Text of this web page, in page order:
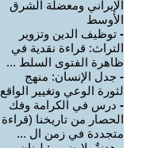
الإيراني ومعضلة الشرق
الأوسط
- توظيف الدين وتزوير
التراث: قراءة نقدية في
ظاهرة الفتوى السلط ...
- جدل الإنسان: منهج
لثورة الوعي وتغيير الواقع
- درس في الكرامة وفك
الحصار من تاريخنا (قراءة
متجددة في زمن ال ...